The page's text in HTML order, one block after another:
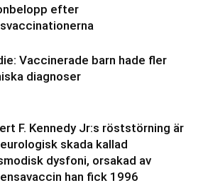
efter
Vaccinerade barn hade fler
diagnoser
F. Kennedy Jr:s röststörning är
skada kallad
dysfoni, orsakad av
han fick 1996